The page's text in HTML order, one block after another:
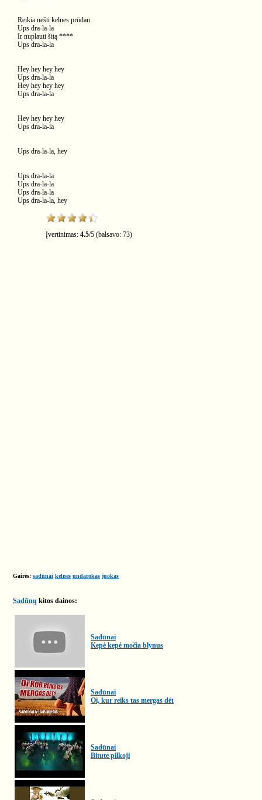
Reikia nešti kelnes prūdan
Ups dra-la-la
Ir nuplauti šitą ****
Ups dra-la-la
Hey hey hey hey
Ups dra-la-la
Hey hey hey hey
Ups dra-la-la
Hey hey hey hey
Ups dra-la-la
Ups dra-la-la, hey
Ups dra-la-la
Ups dra-la-la
Ups dra-la-la
Ups dra-la-la, hey
Įvertinimas: 4.5/5 (balsavo: 73)
Gairės: sadūnai kelnes undarokas juokas
Sadūnų kitos dainos:
Sadūnai
Kepė kepė močia blynus
Sadūnai
Oi, kur reiks tas mergas dėt
Sadūnai
Bitute pilkoji